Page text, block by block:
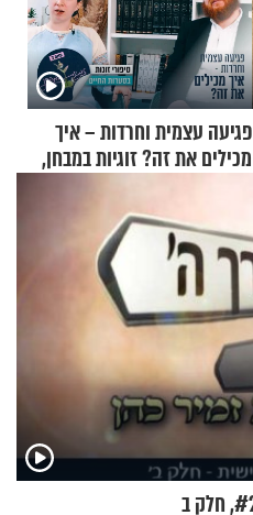
פגיעה עצמית וחרדות – איך
מכילים את זה? זוגיות במבחן,